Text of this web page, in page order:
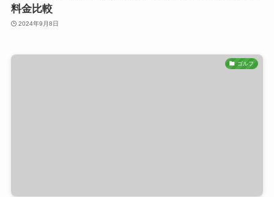
料金比較
2024年9月8日
ゴルフ